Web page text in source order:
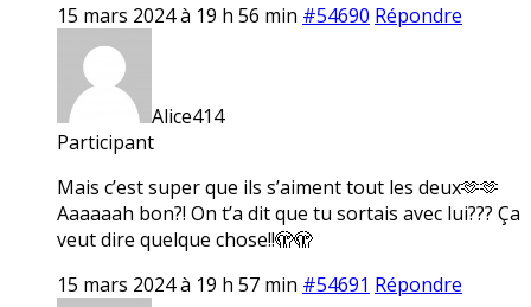
15 mars 2024 à 19 h 56 min #54690 Répondre
Alice414
Participant
Mais c’est super que ils s’aiment tout les deux🫶🫶
Aaaaaah bon?! On t’a dit que tu sortais avec lui??? Ça
veut dire quelque chose!!🫣🫣
15 mars 2024 à 19 h 57 min #54691 Répondre